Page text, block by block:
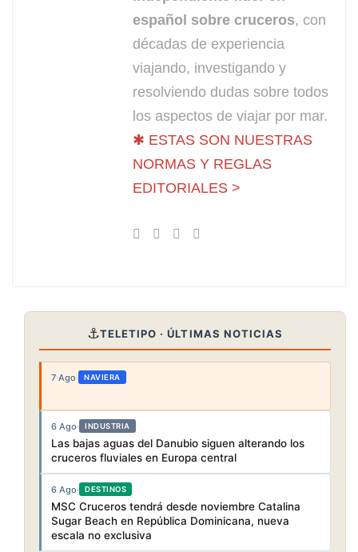
español sobre cruceros, con
décadas de experiencia
viajando, investigando y
resolviendo dudas sobre todos
los aspectos de viajar por mar.
✱ ESTAS SON NUESTRAS
NORMAS Y REGLAS
EDITORIALES >
⚓TELETIPO · ÚLTIMAS NOTICIAS
7 Ago· NAVIERA
6 Ago· INDUSTRIA
Las bajas aguas del Danubio siguen alterando los
cruceros fluviales en Europa central
6 Ago· DESTINOS
MSC Cruceros tendrá desde noviembre Catalina
Sugar Beach en República Dominicana, nueva
escala no exclusiva